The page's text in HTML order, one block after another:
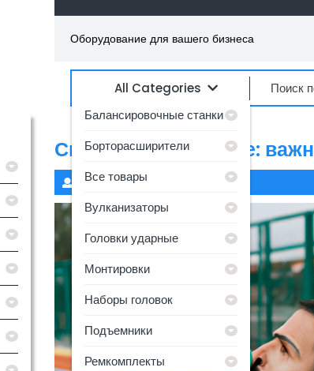
Оборудование для вашего бизнеса
All Categories
Балансировочные станки
Борторасширители
Все товары
Вулканизаторы
Головки ударные
Монтировки
Наборы головок
Подъемники
Ремкомплекты
Спортивное питание:
admin 0 Comments